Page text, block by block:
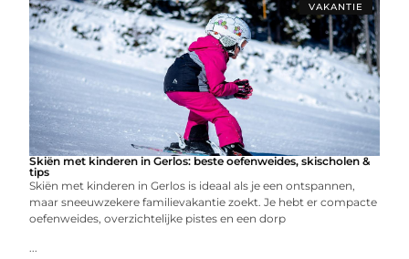
VAKANTIE
Skiën met kinderen in Gerlos: beste oefenweides, skischolen &
tips
Skiën met kinderen in Gerlos is ideaal als je een ontspannen,
maar sneeuwzekere familievakantie zoekt. Je hebt er compacte
oefenweides, overzichtelijke pistes en een dorp
...